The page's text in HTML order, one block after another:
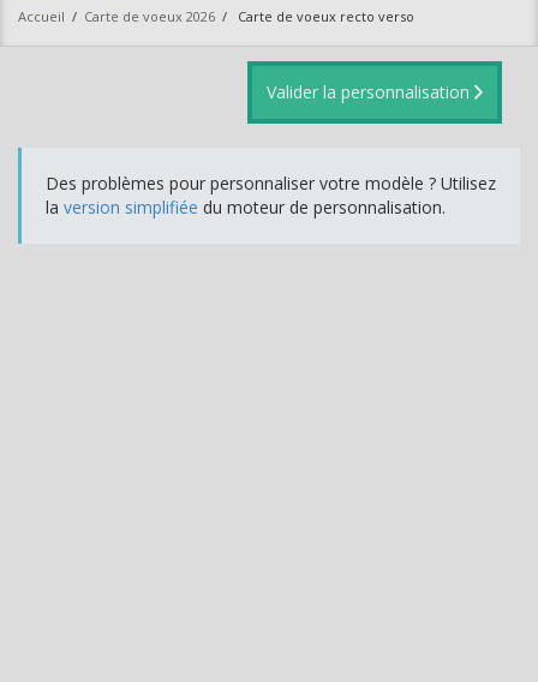
Accueil / Carte de voeux 2026 / Carte de voeux recto verso
Valider la personnalisation
Des problèmes pour personnaliser votre modèle ? Utilisez
la version simplifiée du moteur de personnalisation.